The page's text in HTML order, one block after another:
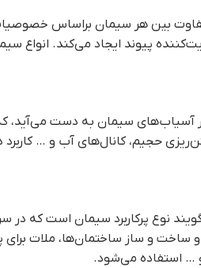
بین هر سیمان براساس
پیوند ایجاد می‌کند. انواع
آسیا‌‌ب‌های سیمان به دست می‌آید،
حجیم، کانال‌های آب و … کاربرد
و ساز ساختمان‌ها، ملات برای
و … استفاده می‌شود.